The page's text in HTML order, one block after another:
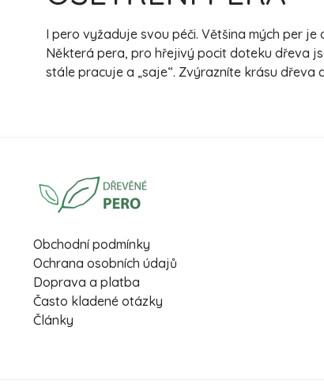
I pero vyžaduje svou péči. Většina mých per
Některá pera, pro hřejivý pocit doteku dřeva
stále pracuje a „saje“. Zvýrazníte krásu dřeva
Obchodní podmínky
Ochrana osobních údajů
Doprava a platba
Často kladené otázky
Články